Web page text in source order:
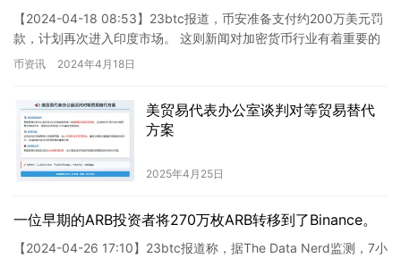
【2024-04-18 08:53】23btc报道，币安准备支付约200万美元罚
款，计划再次进入印度市场。 这则新闻对加密货币行业有着重要的
影响。让我们逐步分析： 1. **币安支…
币资讯 2024年4月18日
美贸易代表办公室谈判对等贸易替代
方案
2025年4月25日
一位早期的ARB投资者将270万枚ARB转移到了Binance。
【2024-04-26 17:10】23btc报道称，据The Data Nerd监测，7小